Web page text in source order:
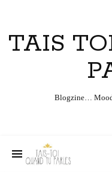
TAIS
Blogzine…